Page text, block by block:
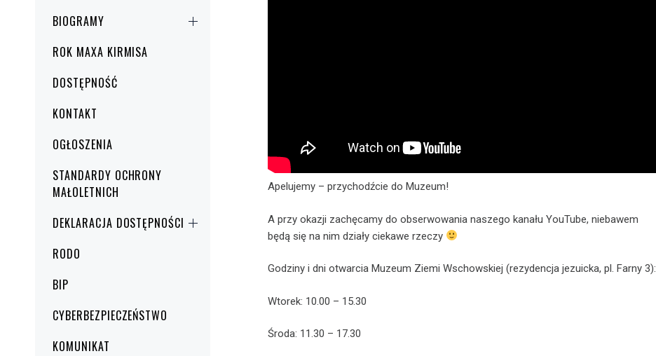
BIOGRAMY
ROK MAXA KIRMISA
DOSTĘPNOŚĆ
KONTAKT
OGŁOSZENIA
STANDARDY OCHRONY
MAŁOLETNICH
DEKLARACJA DOSTĘPNOŚCI
RODO
BIP
CYBERBEZPIECZEŃSTWO
KOMUNIKAT
Apelujemy – przychodźcie do Muzeum!
A przy okazji zachęcamy do obserwowania naszego kanału YouTube, niebawem
będą się na nim działy ciekawe rzeczy
Godziny i dni otwarcia Muzeum Ziemi Wschowskiej (rezydencja jezuicka, pl. Farny 3):
Wtorek: 10.00 – 15.30
Środa: 11.30 – 17.30